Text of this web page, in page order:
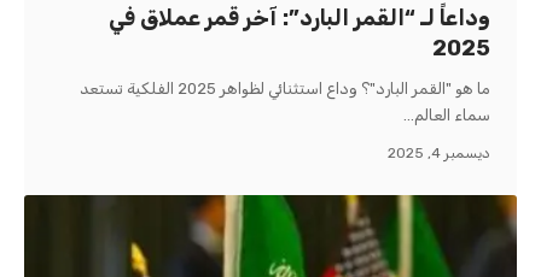
وداعاً لـ “القمر البارد”: آخر قمر عملاق في
2025
ما هو "القمر البارد"؟ وداع استثنائي لظواهر 2025 الفلكية تستعد
سماء العالم…
ديسمبر 4, 2025